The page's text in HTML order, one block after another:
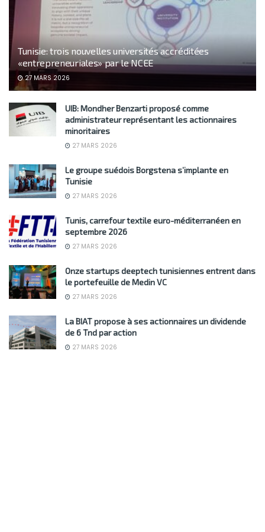
Tunisie: trois nouvelles universités accréditées
«entrepreneuriales» par le NCEE
27 MARS 2026
UIB: Mondher Benzarti proposé comme
administrateur représentant les actionnaires
minoritaires
27 MARS 2026
Le groupe suédois Borgstena s’implante en
Tunisie
27 MARS 2026
Tunis, carrefour textile euro-méditerranéen en
septembre 2026
27 MARS 2026
Onze startups deeptech tunisiennes entrent dans
le portefeuille de Medin VC
27 MARS 2026
La BIAT propose à ses actionnaires un dividende
de 6 Tnd par action
27 MARS 2026